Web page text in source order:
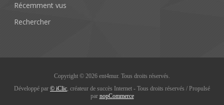
Récemment vus
Rechercher
Copyright © 2026 ent4mur. Tous droits réservés.
Développé par © iClic, créateur de succès Internet - Tous droits réservés / Propulsé
par nopCommerce